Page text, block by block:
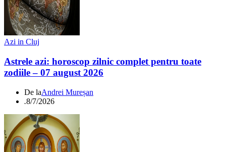
Azi in Cluj
Astrele azi: horoscop zilnic complet pentru toate
zodiile – 07 august 2026
De laAndrei Mureșan
.8/7/2026